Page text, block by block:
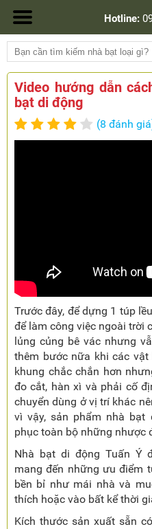
Hotline:
Video hướng dẫn
bạt di động
(8 đánh
Trước đây, để dựng 1 túp
để làm công việc ngoài trời
lủng củng bê vác nhưng
thêm bước nữa khi các
khung chắc chắn hơn
đo cắt, hàn xì và phải cố
chuyển dùng ở vị trí khác
vì vậy, sản phẩm nhà bạt
phục toàn bộ những nhược
Nhà bạt di động Tuấn Ý
mang đến những ưu điểm
bền bỉ như mái nhà và
thích hoặc vào bất kể thời
Kích thước sản xuất sẵn